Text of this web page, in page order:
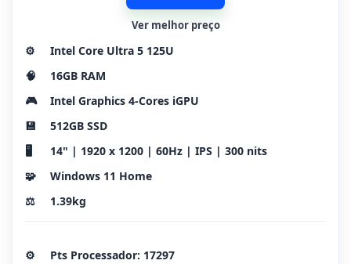
Ver melhor preço
⚙️
Intel Core Ultra 5 125U
🧠
16GB RAM
🎮
Intel Graphics 4-Cores iGPU
💾
512GB SSD
🖥️
14" | 1920 x 1200 | 60Hz | IPS | 300 nits
🧩
Windows 11 Home
⚖️
1.39kg
⚙️
Pts Processador: 17297